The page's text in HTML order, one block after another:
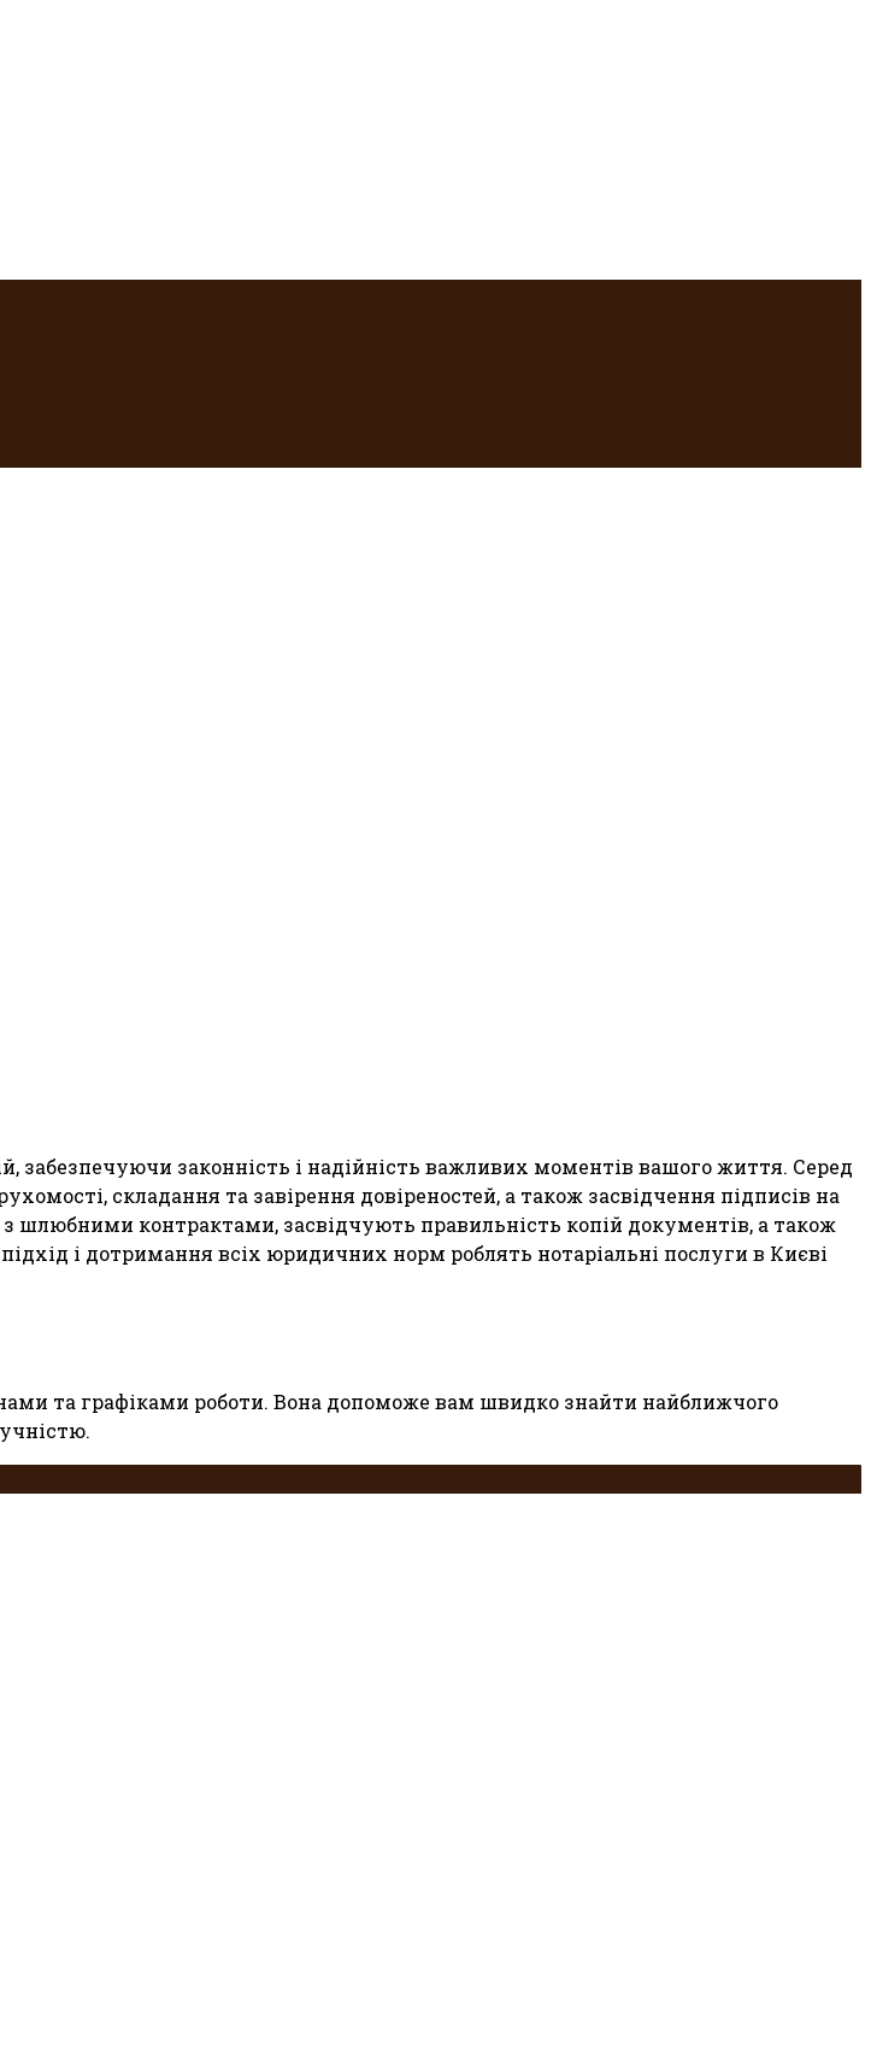
законність і надійність важливих моментів вашого життя. Серед
складання та завірення довіреностей, а також засвідчення підписів на
контрактами, засвідчують правильність копій документів, а також
і дотримання всіх юридичних норм роблять нотаріальні послуги в Києві
та графіками роботи. Вона допоможе вам швидко знайти найближчого